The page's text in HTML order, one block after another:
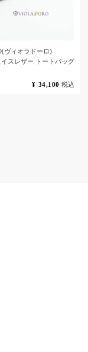
ヴィオラドーロ)
スレザー トートバッグ
¥ 34,100 税込